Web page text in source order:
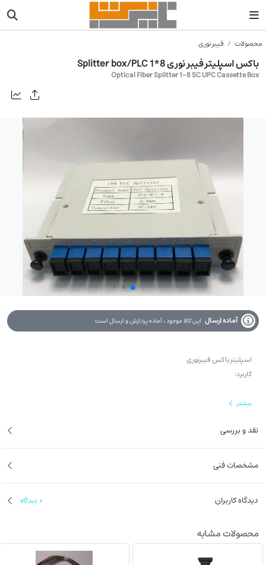
محصولات فیبر نوری
باکس اسپلیتر فیبر نوری 8*1 Splitter box/PLC
Optical Fiber Splitter 1-8 SC UPC Cassette Box
آماده ارسال این کالا موجود ، آماده پردازش و ارسال است
اسپلیتر باکس فیبرنوری
کاربرد:
● مخابرات
● CATV
● RFTS
بیشتر
نقد و بررسی
مشخصات فنی
دیدگاه کاربران 0 دیدگاه
محصولات مشابه